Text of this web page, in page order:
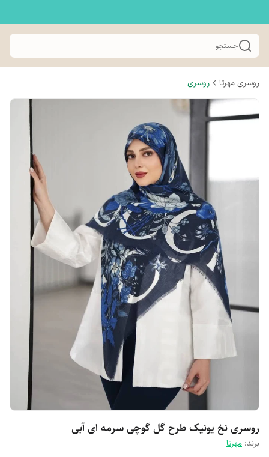
جستجو
روسری مهرتا روسری
روسری نخ یونیک طرح گل گوچی سرمه ای آبی
برند: مهرتا